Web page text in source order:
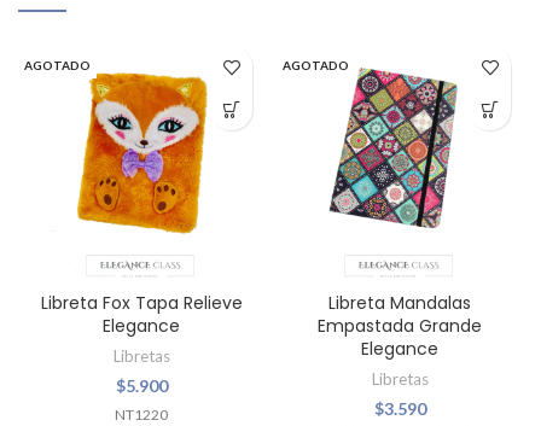
AGOTADO
Libreta Fox Tapa Relieve
Elegance
Libretas
$5.900
NT1220
AGOTADO
Libreta Mandalas
Empastada Grande
Elegance
Libretas
$3.590